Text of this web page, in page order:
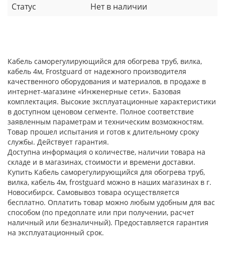
Статус
Нет в наличии
Кабель саморегулирующийся для обогрева труб, вилка,
кабель 4м, Frostguard от надежного производителя
качественного оборудования и материалов, в продаже в
интернет-магазине «Инженерные сети». Базовая
комплектация. Высокие эксплуатационные характеристики
в доступном ценовом сегменте. Полное соответствие
заявленным параметрам и техническим возможностям.
Товар прошел испытания и готов к длительному сроку
службы. Действует гарантия.
Доступна информация о количестве, наличии товара на
складе и в магазинах, стоимости и времени доставки.
Купить Кабель саморегулирующийся для обогрева труб,
вилка, кабель 4м, frostguard можно в наших магазинах в г.
Новосибирск. Самовывоз товара осуществляется
бесплатно. Оплатить товар можно любым удобным для вас
способом (по предоплате или при получении, расчет
наличный или безналичный). Предоставляется гарантия
на эксплуатационный срок.